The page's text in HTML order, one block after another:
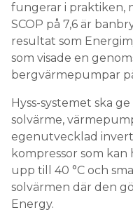
fungerar i praktiken,
SCOP på 7,6 är
resultat som
som visade en
bergvärmepumpar
Hyss-systemet ska
solvärme,
egenutvecklad
kompressor som
upp till 40 °C och
solvärmen där den
Energy.